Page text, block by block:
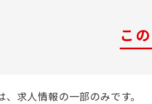
こ
、求人情報の一部のみです。